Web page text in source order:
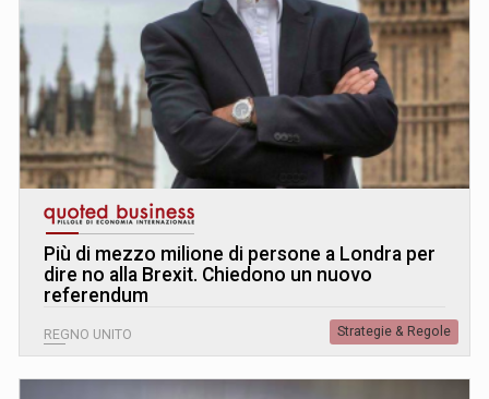
Più di mezzo milione di persone a Londra per
dire no alla Brexit. Chiedono un nuovo
referendum
REGNO UNITO Strategie & Regole